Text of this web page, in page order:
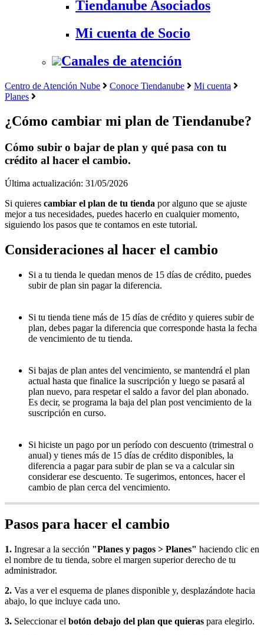
Tiendanube Asociados
Mi cuenta de Socio
Canales de atención
Centro de Atención Nube Conoce Tiendanube
Mi cuenta
Planes
¿Cómo cambiar mi plan de Tiendanube?
Cómo subir o bajar de plan y qué pasa con tu
crédito al hacer el cambio.
Última actualización: 31/05/2026
Si quieres cambiar el plan de tu tienda por alguno que se ajuste
mejor a tus necesidades, puedes hacerlo en cualquier momento,
siguiendo los pasos que te contamos en este tutorial.
Consideraciones al hacer el cambio
Si a tu tienda le quedan menos de 15 días de crédito, puedes
subir de plan sin pagar la diferencia.
Si tu tienda tiene más de 15 días de crédito y quieres subir de
plan, debes pagar la diferencia que corresponde hasta la fecha
de vencimiento de tu tienda.
Si bajas de plan antes del vencimiento, se mantendrá el plan
actual hasta que finalice la suscripción y luego se pasará al
plan nuevo, para respetar el saldo a favor del plan abonado.
Es decir, se programa la baja del plan post vencimiento de la
suscripción en curso.
Si hiciste un pago por un período con descuento (trimestral o
anual) y tienes más de 15 días de crédito disponibles, la
diferencia a pagar para subir de plan se va a calcular sin
considerar ese descuento. Te sugerimos, entonces, hacer el
cambio de plan cerca del vencimiento.
Pasos para hacer el cambio
1. Ingresar a la sección "Planes y pagos > Planes" haciendo clic en
el nombre de tu tienda, sobre el margen superior derecho de tu
administrador.
2. Vas a ver el esquema de planes disponible y, desplazándote hacia
abajo, lo que incluye cada uno.
3. Seleccionar el botón debajo del plan que quieras para elegirlo.